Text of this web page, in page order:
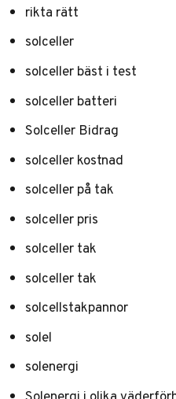
rikta rätt
solceller
solceller bäst i test
solceller batteri
Solceller Bidrag
solceller kostnad
solceller på tak
solceller pris
solceller tak
solceller tak
solcellstakpannor
solel
solenergi